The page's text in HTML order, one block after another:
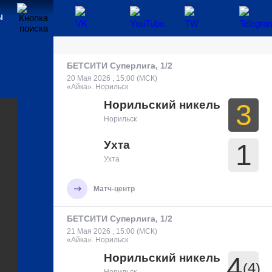
БЕТСИТИ Суперлига, 1/2
20 Мая 2026 , 15:00 (МСК)
«Айка». Норильск
Норильский никель
Норильск 3
Ухта
Ухта 1
Матч-центр
БЕТСИТИ Суперлига, 1/2
21 Мая 2026 , 15:00 (МСК)
«Айка». Норильск
Норильский никель
(4)